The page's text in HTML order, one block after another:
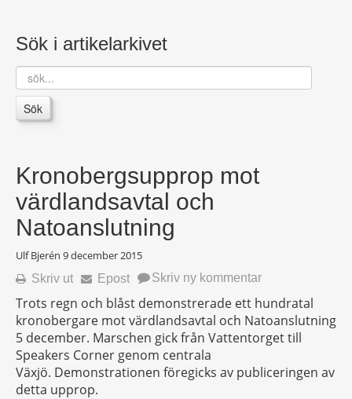
Sök i artikelarkivet
sök...
Sök
Kronobergsupprop mot
värdlandsavtal och
Natoanslutning
Ulf Bjerén 9 december 2015
Skriv ut Epost Skriv ny kommentar
Trots regn och blåst demonstrerade ett hundratal
kronobergare mot värdlandsavtal och Natoanslutning
5 december. Marschen gick från Vattentorget till
Speakers Corner genom centrala
Växjö. Demonstrationen föregicks av publiceringen av
detta upprop.